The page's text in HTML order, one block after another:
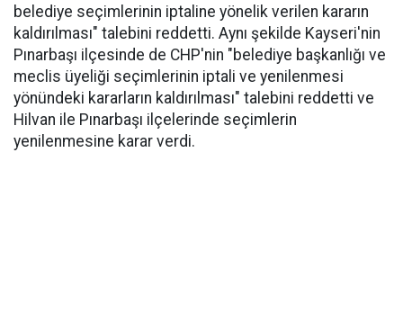
belediye seçimlerinin iptaline yönelik verilen kararın
kaldırılması" talebini reddetti. Aynı şekilde Kayseri'nin
Pınarbaşı ilçesinde de CHP'nin "belediye başkanlığı ve
meclis üyeliği seçimlerinin iptali ve yenilenmesi
yönündeki kararların kaldırılması" talebini reddetti ve
Hilvan ile Pınarbaşı ilçelerinde seçimlerin
yenilenmesine karar verdi.